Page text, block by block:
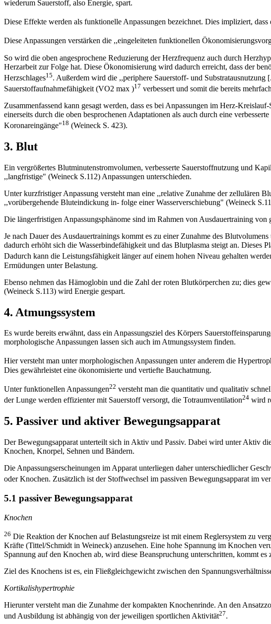
wiederum Sauerstoff, also Energie, spart.
Diese Effekte werden als funktionelle Anpassungen bezeichnet. Dies impliziert,
Diese Anpassungen verstärken die ,,eingeleiteten funktionellen
So wird die oben angesprochene Reduzierung der Herzfrequenz auch durch
Herzarbeit zur Folge hat. Diese Ökonomisierung wird dadurch erreicht, dass der
Herzschlages15. Außerdem wird die ,,periphere Sauerstoff- und
Sauerstoffaufnahmefähigkeit (VO2 max )17 verbessert und somit die bereits
Zusammenfassend kann gesagt werden, dass es bei Anpassungen im Herz-
einerseits durch die oben besprochenen Adaptationen als auch durch eine
Koronareingänge"18 (Weineck S. 423).
3. Blut
Ein vergrößertes Blutminutenstromvolumen, verbesserte Sauerstoffnutzung und
,,langfristige" (Weineck S.112) Anpassungen unterschieden.
Unter kurzfristiger Anpassung versteht man eine ,,relative Zunahme der zellulären
,,vorübergehende Bluteindickung in- folge einer Wasserverschiebung" (Weineck
Die längerfristigen Anpassungsphänome sind im Rahmen von Ausdauertraining
Je nach Dauer des Ausdauertrainings kommt es zu einer Zunahme des
dadurch erhöht sich die Wasserbindefähigkeit und das Blutplasma steigt an. Dieses
Dadurch kann die Leistungsfähigkeit länger auf einem hohen Niveau gehalten
Ermüdungen unter Belastung.
Ebenso nehmen das Hämoglobin und die Zahl der roten Blutkörperchen zu; dies
(Weineck S.113) wird Energie gespart.
4. Atmungssystem
Es wurde bereits erwähnt, dass ein Anpassungsziel des Körpers
morphologische Anpassungen lassen sich auch im Atmungssystem finden.
Hier versteht man unter morphologischen Anpassungen unter anderem die
Dies gewährleistet eine ökonomisierte und vertiefte Bauchatmung.
Unter funktionellen Anpassungen22 versteht man die quantitativ und qualitativ
der Lunge werden effizienter mit Sauerstoff versorgt, die Totraumventilation24 wird
5. Passiver und aktiver Bewegungsapparat
Der Bewegungsapparat unterteilt sich in Aktiv und Passiv. Dabei wird unter Aktiv
Knochen, Knorpel, Sehnen und Bändern.
Die Anpassungserscheinungen im Apparat unterliegen daher unterschiedlicher
oder Knochen. Zusätzlich ist der Stoffwechsel im passiven Bewegungsapparat im
5.1 passiver Bewegungsapparat
Knochen
26 Die Reaktion der Knochen auf Belastungsreize ist mit einem Reglersystem zu
Kräfte (Tittel/Schmidt in Weineck) anzusehen. Eine hohe Spannung im Knochen
Spannung auf den Knochen ab, wird diese Beanspruchung unterschritten, kommt
Ziel des Knochens ist es, ein Fließgleichgewicht zwischen den
Kortikalishypertrophie
Hierunter versteht man die Zunahme der kompakten Knochenrinde. An den
und Ausbildung ist abhängig von der jeweiligen sportlichen Aktivität27.